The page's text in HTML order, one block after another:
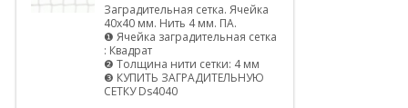
Заградительная сетка. Ячейка
40х40 мм. Нить 4 мм. ПА.
❶ Ячейка заградительная сетка
: Квадрат
❷ Толщина нити сетки: 4 мм
❸ КУПИТЬ ЗАГРАДИТЕЛЬНУЮ
СЕТКУ Ds4040